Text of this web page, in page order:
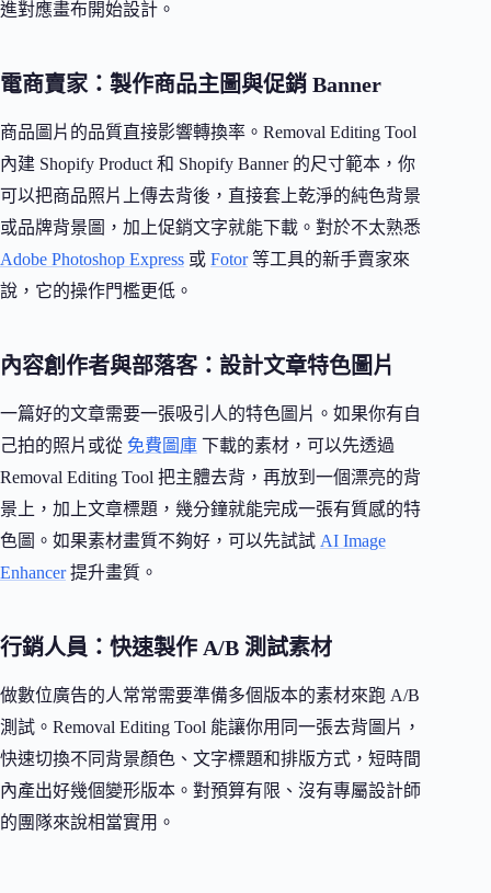
進對應畫布開始設計。
電商賣家：製作商品主圖與促銷 Banner
商品圖片的品質直接影響轉換率。Removal Editing Tool
內建 Shopify Product 和 Shopify Banner 的尺寸範本，你
可以把商品照片上傳去背後，直接套上乾淨的純色背景
或品牌背景圖，加上促銷文字就能下載。對於不太熟悉
Adobe Photoshop Express 或 Fotor等工具的新手賣家來
說，它的操作門檻更低。
內容創作者與部落客：設計文章特色圖片
一篇好的文章需要一張吸引人的特色圖片。如果你有自
己拍的照片或從 免費圖庫 下載的素材，可以先透過
Removal Editing Tool 把主體去背，再放到一個漂亮的背
景上，加上文章標題，幾分鐘就能完成一張有質感的特
色圖。如果素材畫質不夠好，可以先試試 AI Image
Enhancer提升畫質。
行銷人員：快速製作 A/B 測試素材
做數位廣告的人常常需要準備多個版本的素材來跑 A/B
測試。Removal Editing Tool 能讓你用同一張去背圖片，
快速切換不同背景顏色、文字標題和排版方式，短時間
內產出好幾個變形版本。對預算有限、沒有專屬設計師
的團隊來說相當實用。